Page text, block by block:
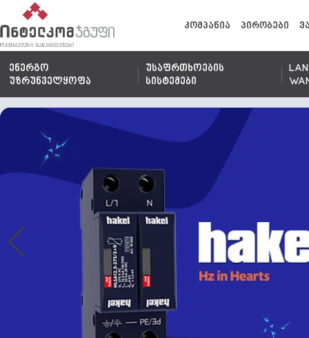
კომპანია პირობები
ენერგო
უზრუნველყოფა
უსაფრთხოების
სისტემები